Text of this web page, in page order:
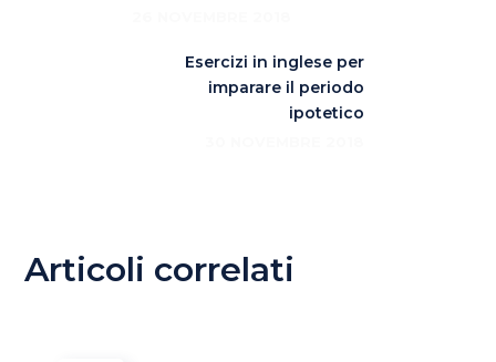
Esercizi in inglese per
imparare il periodo
ipotetico
Articoli correlati